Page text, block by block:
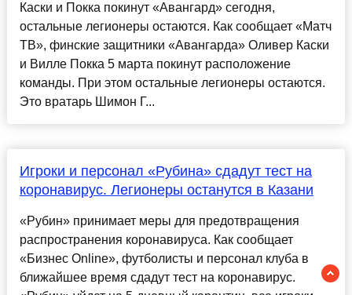
Каски и Покка покинут «Авангард» сегодня,
остальные легионеры остаются. Как сообщает «Матч
ТВ», финские защитники «Авангарда» Оливер Каски
и Вилле Покка 5 марта покинут расположение
команды. При этом остальные легионеры остаются.
Это вратарь Шимон Г...
Игроки и персонал «Рубина» сдадут тест на
коронавирус. Легионеры останутся в Казани
«Рубин» принимает меры для предотвращения
распространения коронавируса. Как сообщает
«Бизнес Online», футболисты и персонал клуба в
ближайшее время сдадут тест на коронавирус.